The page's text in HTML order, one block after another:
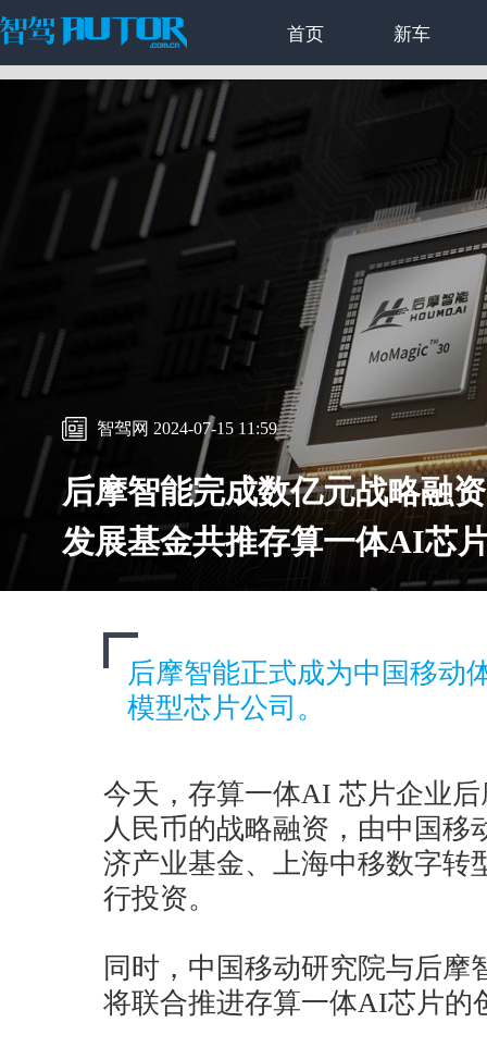
首页 新车
智驾网 2024-07-15 11:59
后摩智能完成数亿元战略融
发展基金共推存算一体AI芯
后摩智能正式成为中国移动
模型芯片公司。
今天，存算一体AI 芯片企业
人民币的战略融资，由中国移
济产业基金、上海中移数字转
行投资。
同时，中国移动研究院与后摩
将联合推进存算一体AI芯片的